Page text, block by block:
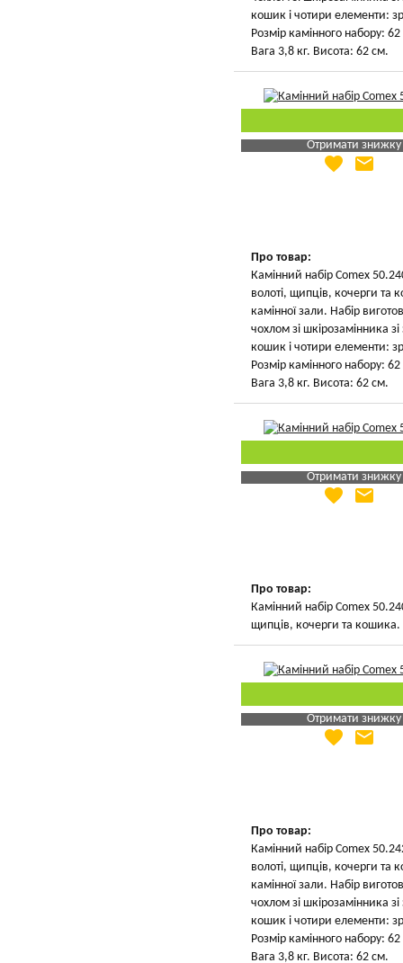
кошик і чотири елементи:
Розмір камінного набору:
Вага 3,8 кг. Висота: 62 см.
Отримати знижку
Яка Ваша ціна
favorite email
Про товар:
Камінний набір Comex
волоті, щипців, кочерги та
камінної зали. Набір
чохлом зі шкірозамінника
кошик і чотири елементи:
Розмір камінного набору:
Вага 3,8 кг. Висота: 62 см.
Отримати знижку
Яка Ваша ціна
favorite email
Про товар:
Камінний набір Comex
щипців, кочерги та кошика.
Отримати знижку
Яка Ваша ціна
favorite email
Про товар:
Камінний набір Comex
волоті, щипців, кочерги та
камінної зали. Набір
чохлом зі шкірозамінника
кошик і чотири елементи:
Розмір камінного набору:
Вага 3,8 кг. Висота: 62 см.